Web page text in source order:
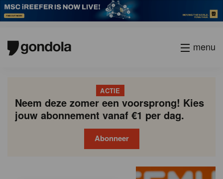
menu
ACTIE
Neem deze zomer een voorsprong! Kies
jouw abonnement vanaf €1 per dag.
Abonneer